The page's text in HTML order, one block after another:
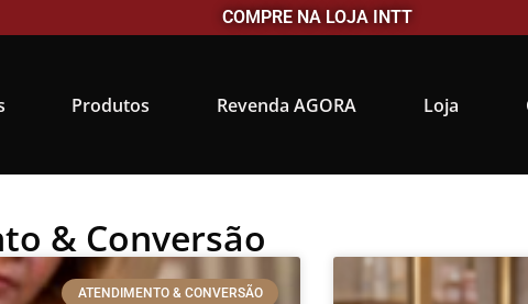
COMPRE NA LOJA INTT
Produtos Revenda AGORA Loja
& Conversão
ATENDIMENTO & CONVERSÃO